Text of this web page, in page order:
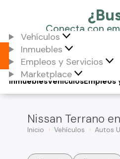
Vehículos
Inmuebles
Empleos y Servicios
Marketplace
Vehículos
Inmuebles Empleos
Nissan Terrano
Inicio Vehículos Autos